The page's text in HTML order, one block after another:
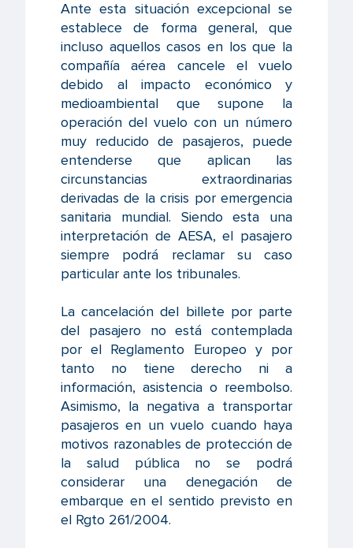
Ante esta situación excepcional se
establece de forma general, que
incluso aquellos casos en los que la
compañía aérea cancele el vuelo
debido al impacto económico y
medioambiental que supone la
operación del vuelo con un número
muy reducido de pasajeros, puede
entenderse que aplican las
circunstancias extraordinarias
derivadas de la crisis por emergencia
sanitaria mundial. Siendo esta una
interpretación de AESA, el pasajero
siempre podrá reclamar su caso
particular ante los tribunales.
La cancelación del billete por parte
del pasajero no está contemplada
por el Reglamento Europeo y por
tanto no tiene derecho ni a
información, asistencia o reembolso.
Asimismo, la negativa a transportar
pasajeros en un vuelo cuando haya
motivos razonables de protección de
la salud pública no se podrá
considerar una denegación de
embarque en el sentido previsto en
el Rgto 261/2004.